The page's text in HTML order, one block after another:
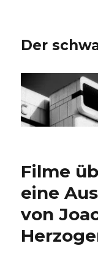
Der
Filme
eine
von